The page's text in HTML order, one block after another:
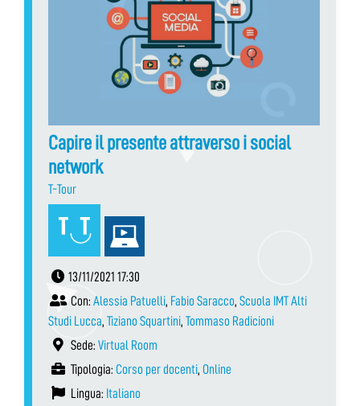
Capire il presente attraverso i social
network
T-Tour
13/11/2021 17:30
Con: Alessia Patuelli, Fabio Saracco, Scuola IMT Alti
Studi Lucca, Tiziano Squartini, Tommaso Radicioni
Sede: Virtual Room
Tipologia: Corso per docenti, Online
Lingua: Italiano